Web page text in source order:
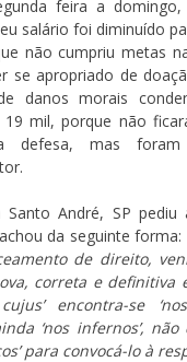
feira a
salário foi diminuído
não cumpriu metas
se apropriado de
danos morais
mil, porque não
defesa, mas foram
André, SP pediu
da seguinte forma:
de direito,
correta e definitiva
encontra-se
‘nos infernos’,
para convocá-lo à